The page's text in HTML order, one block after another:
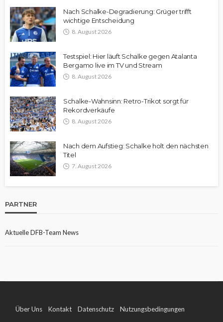
Nach Schalke-Degradierung: Grüger trifft
wichtige Entscheidung
8. August 2026
Testspiel: Hier läuft Schalke gegen Atalanta
Bergamo live im TV und Stream
8. August 2026
Schalke-Wahnsinn: Retro-Trikot sorgt für
Rekordverkäufe
8. August 2026
Nach dem Aufstieg: Schalke holt den nächsten
Titel
7. August 2026
PARTNER
Aktuelle DFB-Team News
Über Uns Kontakt Datenschutz Nutzungsbedingungen